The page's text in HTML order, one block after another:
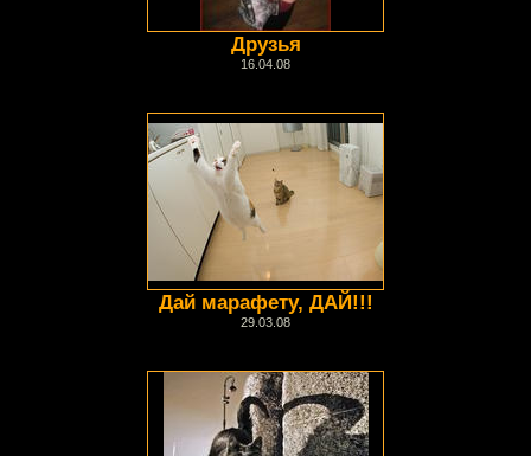
Друзья
16.04.08
Дай марафету, ДАЙ!!!
29.03.08